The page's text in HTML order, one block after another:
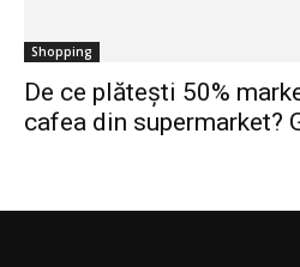
Shopping
De ce plătești 50%
cafea din supermarket?